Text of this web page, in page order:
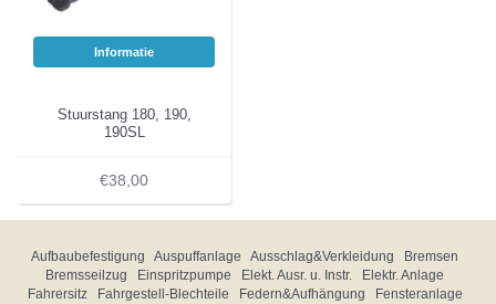
Informatie
Stuurstang 180, 190,
190SL
€38,00
Aufbaubefestigung Auspuffanlage Ausschlag&Verkleidung
Bremsen
Bremsseilzug
Einspritzpumpe Elekt. Ausr. u. Instr.
Elektr. Anlage
Fahrersitz
Fahrgestell-Blechteile Federn&Aufhängung
Fensteranlage